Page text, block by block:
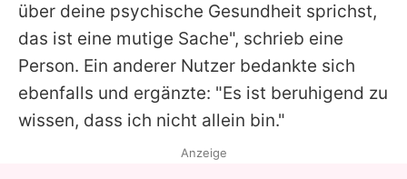
über deine psychische Gesundheit sprichst,
das ist eine mutige Sache", schrieb eine
Person. Ein anderer Nutzer bedankte sich
ebenfalls und ergänzte: "Es ist beruhigend zu
wissen, dass ich nicht allein bin."
Anzeige